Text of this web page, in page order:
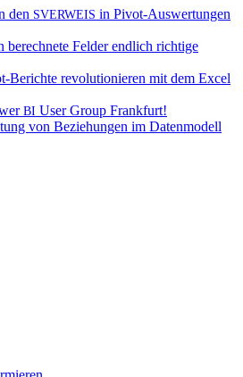
den SVERWEIS in Pivot-Auswertungen
berechnete Felder endlich richtige
Berichte revolutionieren mit dem Excel
BI User Group Frankfurt!
von Beziehungen im Datenmodell